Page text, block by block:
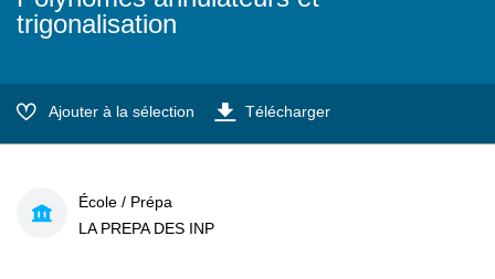
trigonalisation
Ajouter à la sélection Télécharger
École / Prépa
LA PREPA DES INP